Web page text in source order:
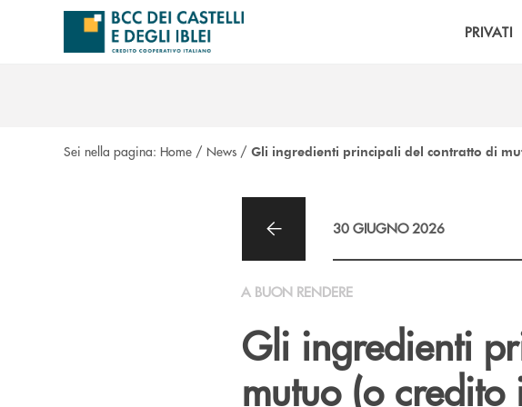
Salta al contenuto principale
PRIVATI
Sei nella pagina: Home / News / Gli ingredienti principali del contratto di
30 GIUGNO 2026
A BUON RENDERE
Gli ingredienti
mutuo (o